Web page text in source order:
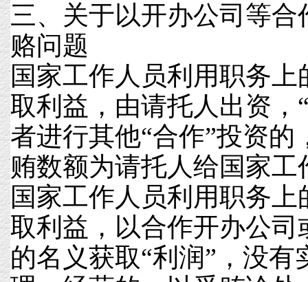
三、关于以开办公司等
赂问题
国家工作人员利用职务
取利益，由请托人出资，
者进行其他“合作”投资的
贿数额为请托人给国家
国家工作人员利用职务
取利益，以合作开办公司
的名义获取“利润”，没